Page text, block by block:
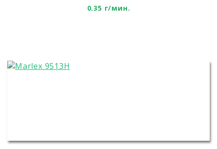
0.35 г/мин.